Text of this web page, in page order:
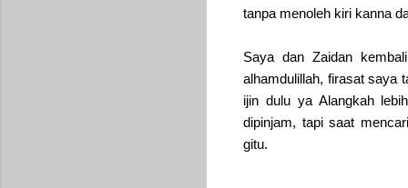
tanpa menoleh kiri kanna
Saya dan Zaidan
alhamdulillah, firasat saya
ijin dulu ya Alangkah
dipinjam, tapi saat
gitu.